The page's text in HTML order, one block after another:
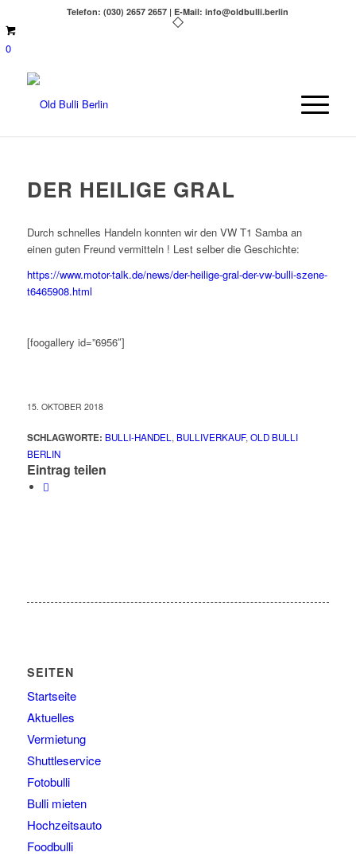
Telefon: (030) 2657 2657 | E-Mail: info@oldbulli.berlin
0
DER HEILIGE GRAL
Durch schnelles Handeln konnten wir den VW T1 Samba an
einen guten Freund vermitteln ! Lest selber die Geschichte:
https://www.motor-talk.de/news/der-heilige-gral-der-vw-bulli-szene-
t6465908.html
[foogallery id=”6956″]
15. OKTOBER 2018
SCHLAGWORTE: BULLI-HANDEL, BULLIVERKAUF,OLD BULLI
BERLIN
Eintrag teilen
SEITEN
Startseite
Aktuelles
Vermietung
Shuttleservice
Fotobulli
Bulli mieten
Hochzeitsauto
Foodbulli